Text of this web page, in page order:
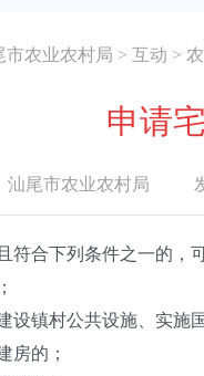
市农业农村局 > 互动 >
申请
汕尾市农业农村局 发
符合下列条件之一的，
设镇村公共设施、实
房的；